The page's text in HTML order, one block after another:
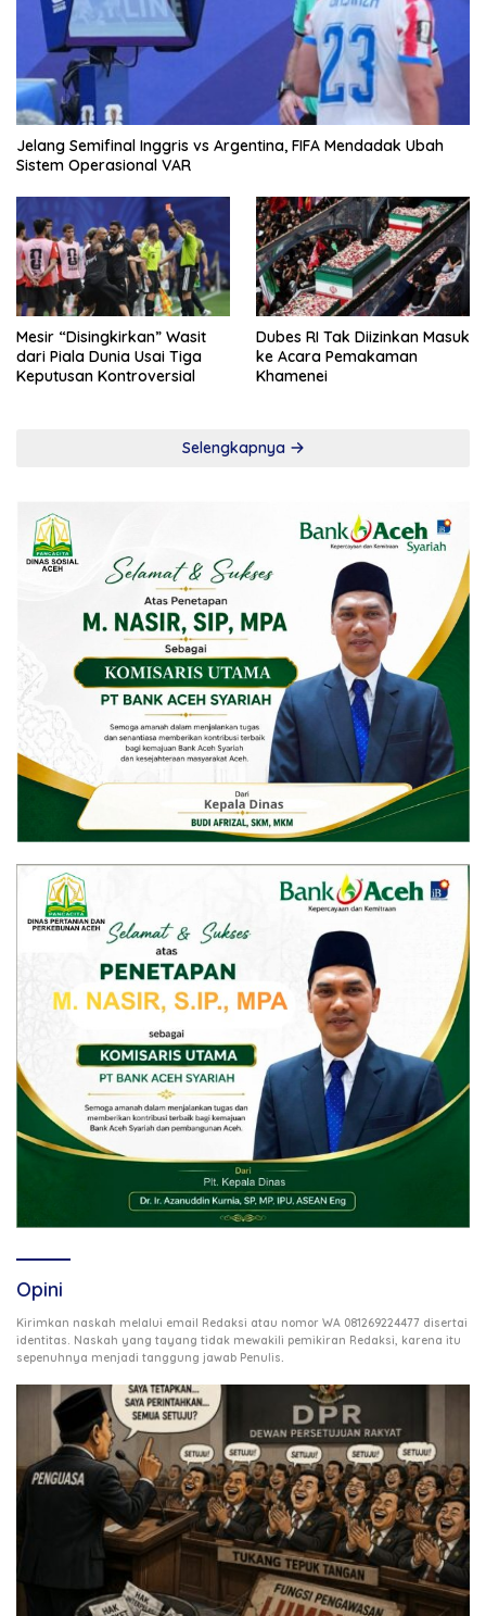
Jelang Semifinal Inggris vs Argentina, FIFA Mendadak Ubah
Sistem Operasional VAR
Mesir “Disingkirkan” Wasit
dari Piala Dunia Usai Tiga
Keputusan Kontroversial
Dubes RI Tak Diizinkan Masuk
ke Acara Pemakaman
Khamenei
Selengkapnya
Opini
Kirimkan naskah melalui email Redaksi atau nomor WA 081269224477 disertai
identitas. Naskah yang tayang tidak mewakili pemikiran Redaksi, karena itu
sepenuhnya menjadi tanggung jawab Penulis